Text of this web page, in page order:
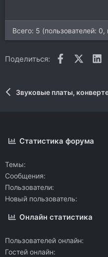
Всего: 5 (пользователей: 0,
Поделиться: Facebook
X
Звуковые платы,
Статистика форума
Темы
Сообщения
Пользователи
Новый пользователь
Онлайн статистика
Пользователей онлайн
Гостей онлайн